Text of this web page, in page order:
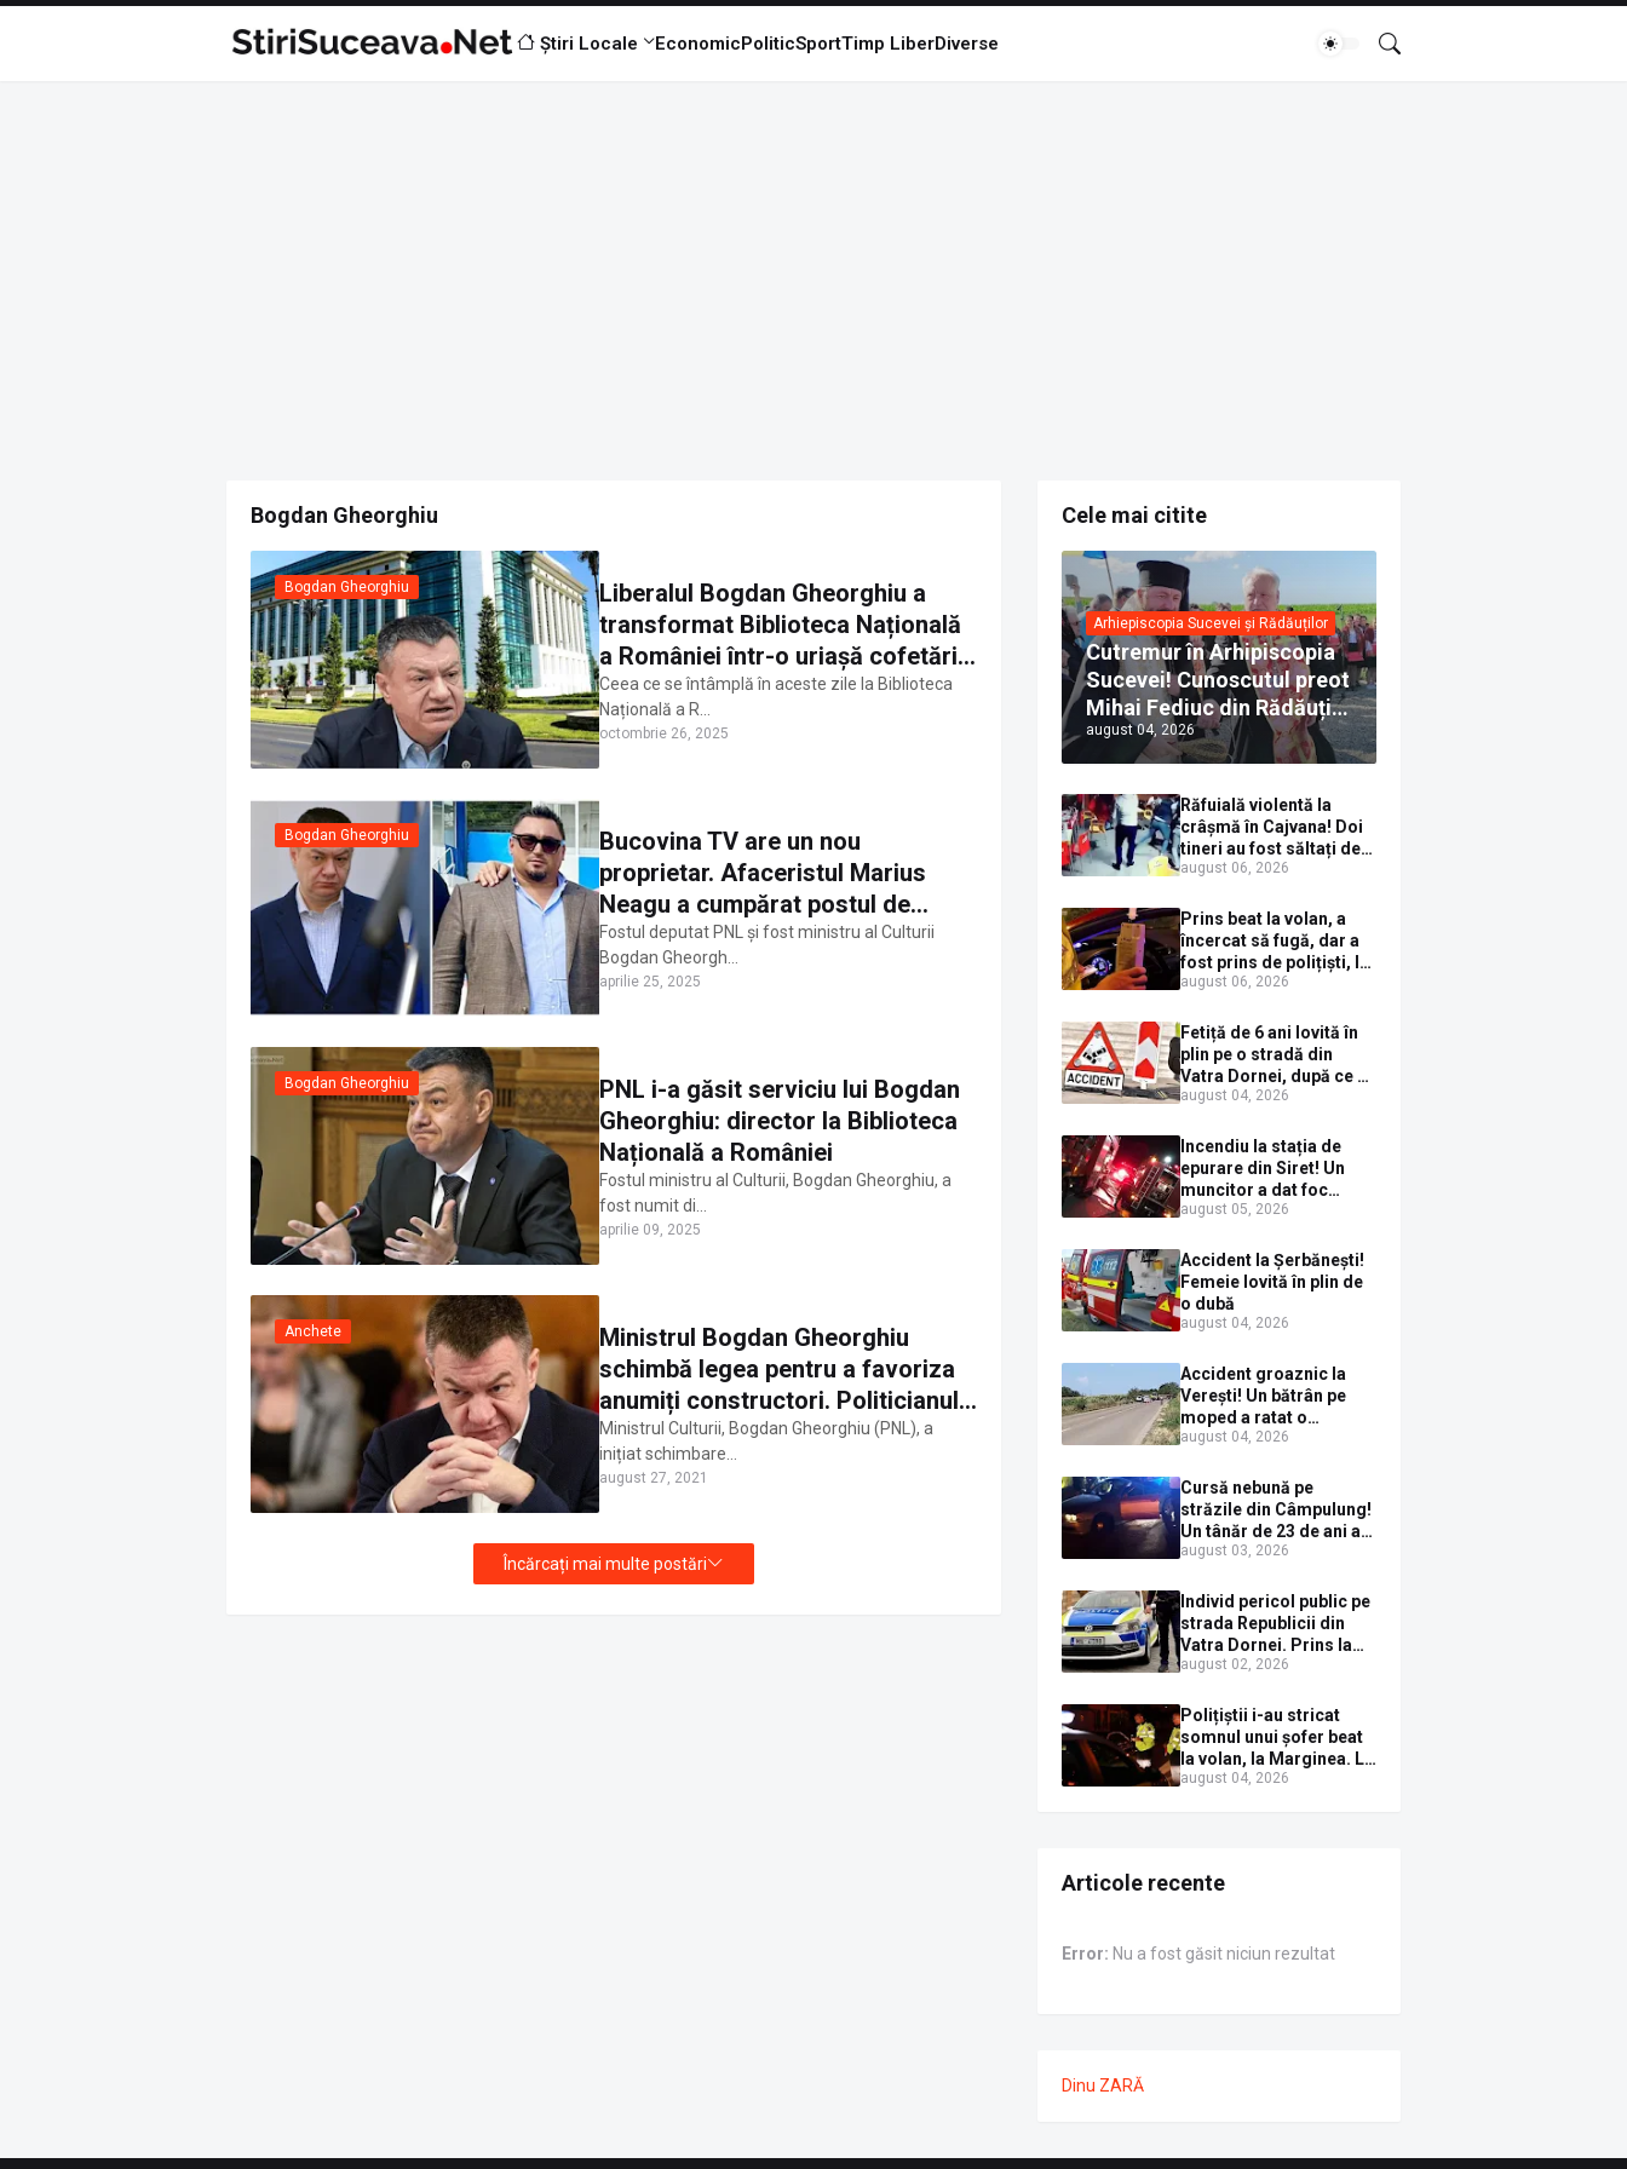
Știri Locale EconomicPoliticSportTimp LiberDiverse
Bogdan Gheorghiu
Bogdan Gheorghiu
Liberalul Bogdan Gheorghiu a
transformat Biblioteca Națională
a României într-o uriașă cofetărie
de lux
Ceea ce se întâmplă în aceste zile la Biblioteca
Națională a R…
octombrie 26, 2025
Bogdan Gheorghiu
Bucovina TV are un nou
proprietar. Afaceristul Marius
Neagu a cumpărat postul de
televiziune de la liberalul Bogdan
Gheorghiu
Fostul deputat PNL şi fost ministru al Culturii
Bogdan Gheorgh…
aprilie 25, 2025
Bogdan Gheorghiu
PNL i-a găsit serviciu lui Bogdan
Gheorghiu: director la Biblioteca
Națională a României
Fostul ministru al Culturii, Bogdan Gheorghiu, a
fost numit di…
aprilie 09, 2025
Anchete
Ministrul Bogdan Gheorghiu
schimbă legea pentru a favoriza
anumiți constructori. Politicianul
are o datorie de 35.000 de euro
către un viitor beneficiar al noilor
reguli
Ministrul Culturii, Bogdan Gheorghiu (PNL), a
inițiat schimbare…
august 27, 2021
Încărcați mai multe postări
Cele mai citite
Arhiepiscopia Sucevei și Rădăuților
Cutremur în Arhipiscopia
Sucevei! Cunoscutul preot
Mihai Fediuc din Rădăuți a
trecut la Biserica Creștină
Ortodoxă Valahă. ÎPS
Calinic anunță că îi
pregătește judecata
canonică
august 04, 2026
Răfuială violentă la
crâșmă în Cajvana! Doi
tineri au fost săltați de
polițiști după un scandal
distruse
august 06, 2026
Prins beat la volan, a
încercat să fugă, dar a
fost prins de polițiști, la
Dorna Candrenilor.
1,59 mg/l alcool pur în
aerul expirat
august 06, 2026
Fetiță de 6 ani lovită în
plin pe o stradă din
Vatra Dornei, după ce a
ieșit în fața mașinii prin
august 04, 2026
Incendiu la stația de
epurare din Siret! Un
muncitor a dat foc
pompelor de apă în timp
combustibil
august 05, 2026
Accident la Șerbănești!
Femeie lovită în plin de
o dubă
august 04, 2026
Accident groaznic la
Verești! Un bătrân pe
moped a ratat o
depășire și a ajuns sub
august 04, 2026
Cursă nebună pe
străzile din Câmpulung!
Un tânăr de 23 de ani a
fugit de poliție cu un
un gard de pe strada
Sirenei
august 03, 2026
Individ pericol public pe
strada Republicii din
Vatra Dornei. Prins la
volan cu mașina
plină zi
august 02, 2026
Polițiștii i-au stricat
somnul unui șofer beat
la volan, la Marginea. L-
au trezit instant cu un
august 04, 2026
Articole recente
Error: Nu a fost găsit niciun rezultat
Dinu ZARĂ